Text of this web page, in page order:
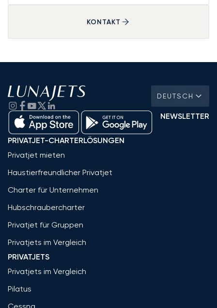
KONTAKT
DEUTSCH
NEWSLETTER
PRIVATJET-CHARTERLÖSUNGEN
Privatjet mieten
Haustierfreundlicher Privatjet
Charter für Unternehmen
Hubschraubercharter
Privatjet für Gruppen
Privatjets im Vergleich
PRIVATJETS
Privatjets im Vergleich
Pilatus